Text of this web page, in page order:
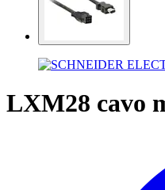
LXM28 cavo